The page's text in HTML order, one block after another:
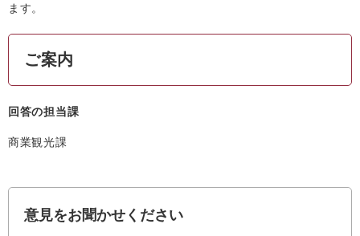
ます。
ご案内
回答の担当課
商業観光課
意見をお聞かせください